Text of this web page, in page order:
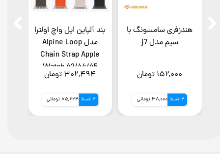
بند آلپاین اپل واچ اولترا
مدل Alpine Loop
Chain Strap Apple
Watch 42/44/45
۳۰۲,۴۹۴ تومان
4 قسط 75,624 تومانی
هندزفری سامسونگ با
سیم مدل j7
۱۵۲,۰۰۰ تومان
4 قسط 38,000 تومانی